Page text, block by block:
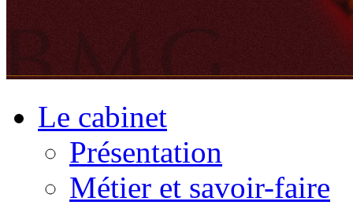
Le cabinet
Présentation
Métier et savoir-faire